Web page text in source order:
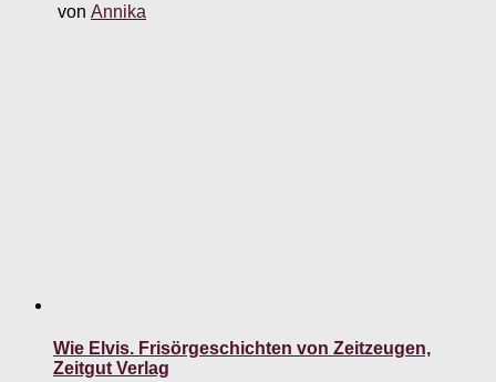
von Annika
Wie Elvis. Frisörgeschichten von Zeitzeugen,
Zeitgut Verlag